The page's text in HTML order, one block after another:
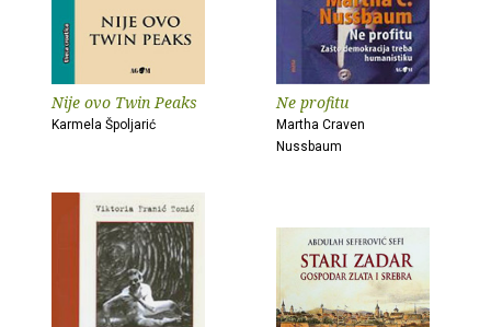
Nije ovo Twin Peaks
Karmela Špoljarić
Ne profitu
Martha Craven
Nussbaum